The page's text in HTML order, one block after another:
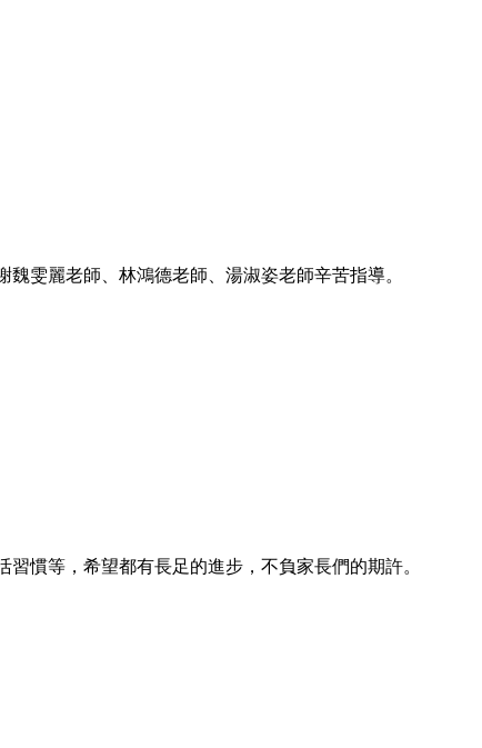
雯麗老師、林鴻德老師、湯淑姿老師辛苦指導。
慣等，希望都有長足的進步，不負家長們的期許。